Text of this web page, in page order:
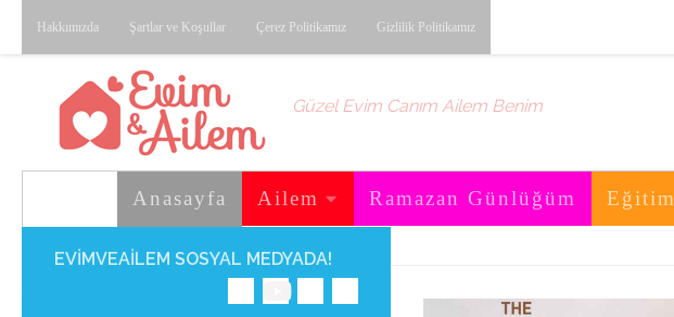
Skip to content
Hakkımızda Şartlar ve Koşullar Çerez Politikamız Gizlilik Politikamız
Güzel Evim Canım Ailem Benim
Anasayfa Ailem Ramazan Günlüğüm Eğitim
EVIMVEAILEM SOSYAL MEDYADA!